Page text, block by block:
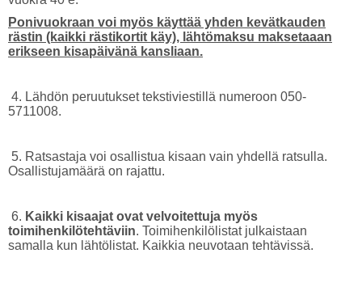
Ponivuokraan voi myös käyttää yhden kevätkauden
rästin (kaikki rästikortit käy), lähtömaksu maksetaaan
erikseen kisapäivänä kansliaan.
4. Lähdön peruutukset tekstiviestillä numeroon 050-
5711008.
5. Ratsastaja voi osallistua kisaan vain yhdellä ratsulla.
Osallistujamäärä on rajattu.
6. Kaikki kisaajat ovat velvoitettuja myös
toimihenkilötehtäviin. Toimihenkilölistat julkaistaan
samalla kun lähtölistat. Kaikkia neuvotaan tehtävissä.